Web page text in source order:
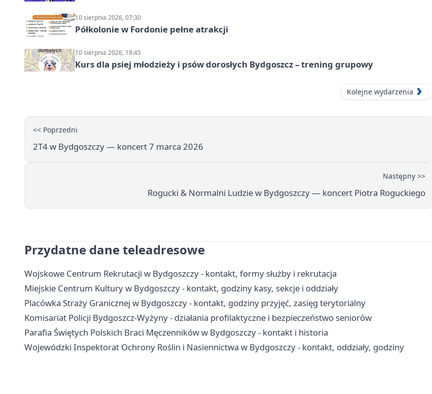
10 sierpnia 2026, 07:30
Półkolonie w Fordonie pełne atrakcji
10 sierpnia 2026, 18:45
Kurs dla psiej młodzieży i psów dorosłych Bydgoszcz – trening grupowy
Kolejne wydarzenia
<< Poprzedni
2T4 w Bydgoszczy — koncert 7 marca 2026
Następny >>
Rogucki & Normalni Ludzie w Bydgoszczy — koncert Piotra Roguckiego
Przydatne dane teleadresowe
Wojskowe Centrum Rekrutacji w Bydgoszczy - kontakt, formy służby i rekrutacja
Miejskie Centrum Kultury w Bydgoszczy - kontakt, godziny kasy, sekcje i oddziały
Placówka Straży Granicznej w Bydgoszczy - kontakt, godziny przyjęć, zasięg terytorialny
Komisariat Policji Bydgoszcz-Wyżyny - działania profilaktyczne i bezpieczeństwo seniorów
Parafia Świętych Polskich Braci Męczenników w Bydgoszczy - kontakt i historia
Wojewódzki Inspektorat Ochrony Roślin i Nasiennictwa w Bydgoszczy - kontakt, oddziały, godziny